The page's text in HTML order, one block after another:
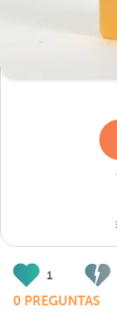
1
0 PREGUNTAS